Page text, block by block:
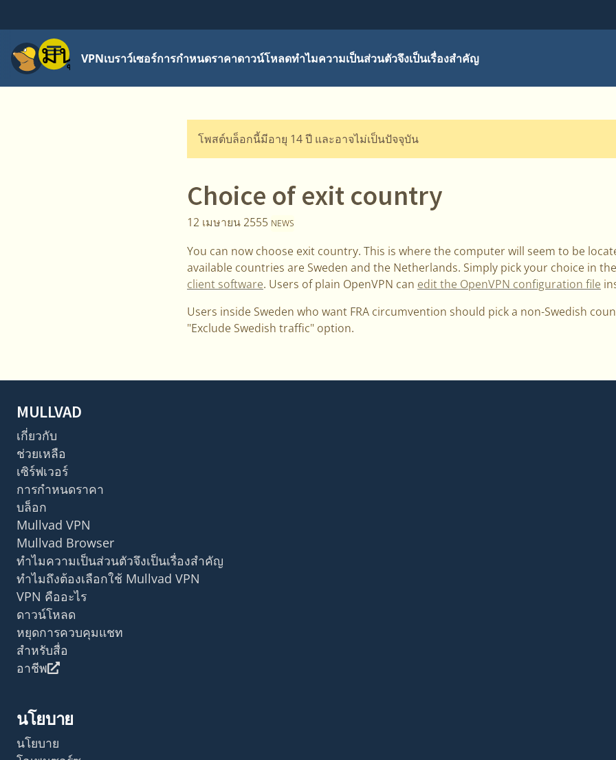
เมนู VPNเบราว์เซอร์การกำหนดราคาดาวน์โหลดทำไมความเป็นส่วนตัวจึงเป็นเรื่องสำคัญ
โพสต์บล็อกนี้มีอายุ 14 ปี และอาจไม่เป็นปัจจุบัน
Choice of exit country
12 เมษายน 2555 NEWS
You can now choose exit country. This is where the computer will seem to be
available countries are Sweden and the Netherlands. Simply pick your choice in
client software. Users of plain OpenVPN can edit the OpenVPN configuration file
Users inside Sweden who want FRA circumvention should pick a non-Swedish
"Exclude Swedish traffic" option.
MULLVAD
เกี่ยวกับ
ช่วยเหลือ
เซิร์ฟเวอร์
การกำหนดราคา
บล็อก
Mullvad VPN
Mullvad Browser
ทำไมความเป็นส่วนตัวจึงเป็นเรื่องสำคัญ
ทำไมถึงต้องเลือกใช้ Mullvad VPN
VPN คืออะไร
ดาวน์โหลด
หยุดการควบคุมแชท
สำหรับสื่อ
อาชีพ
นโยบาย
นโยบาย